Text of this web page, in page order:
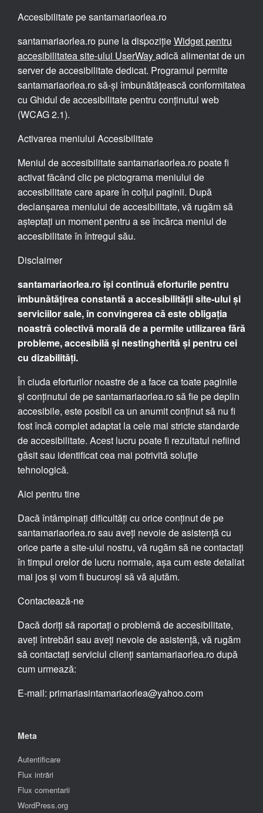
Accesibilitate pe santamariaorlea.ro
santamariaorlea.ro pune la dispozițieWidget pentru
accesibilitatea site-ului UserWayadică alimentat de un
server de accesibilitate dedicat. Programul permite
santamariaorlea.ro să-și îmbunătățească conformitatea
cu Ghidul de accesibilitate pentru conținutul web
(WCAG 2.1).
Activarea meniului Accesibilitate
Meniul de accesibilitate santamariaorlea.ro poate fi
activat făcând clic pe pictograma meniului de
accesibilitate care apare în colțul paginii. După
declanșarea meniului de accesibilitate, vă rugăm să
așteptați un moment pentru a se încărca meniul de
accesibilitate în întregul său.
Disclaimer
santamariaorlea.ro își continuă eforturile pentru
îmbunătățirea constantă a accesibilității site-ului și
serviciilor sale, în convingerea că este obligația
noastră colectivă morală de a permite utilizarea fără
probleme, accesibilă și nestingherită și pentru cei
cu dizabilități.
În ciuda eforturilor noastre de a face ca toate paginile
și conținutul de pe santamariaorlea.ro să fie pe deplin
accesibile, este posibil ca un anumit conținut să nu fi
fost încă complet adaptat la cele mai stricte standarde
de accesibilitate. Acest lucru poate fi rezultatul nefiind
găsit sau identificat cea mai potrivită soluție
tehnologică.
Aici pentru tine
Dacă întâmpinați dificultăți cu orice conținut de pe
santamariaorlea.ro sau aveți nevoie de asistență cu
orice parte a site-ului nostru, vă rugăm să ne contactați
în timpul orelor de lucru normale, așa cum este detaliat
mai jos și vom fi bucuroși să vă ajutăm.
Contactează-ne
Dacă doriți să raportați o problemă de accesibilitate,
aveți întrebări sau aveți nevoie de asistență, vă rugăm
să contactați serviciul clienți santamariaorlea.ro după
cum urmează:
E-mail: primariasintamariaorlea@yahoo.com
Meta
Autentificare
Flux intrări
Flux comentarii
WordPress.org